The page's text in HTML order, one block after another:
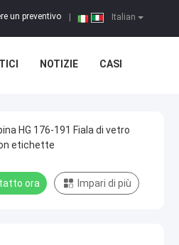
Italian
un preventivo
NOTIZIE CASI
HG 176-191 Fiala di vetro
etichette
ora Impari di più